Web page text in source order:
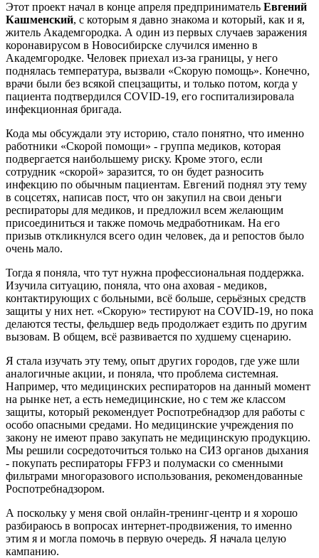
Этот проект начал в конце апреля предприниматель Евгений
Кашменский, с которым я давно знакома и который, как и я,
житель Академгородка. А один из первых случаев заражения
коронавирусом в Новосибирске случился именно в
Академгородке. Человек приехал из-за границы, у него
поднялась температура, вызвали «Скорую помощь». Конечно,
врачи были без всякой спецзащиты, и только потом, когда у
пациента подтвердился COVID-19, его госпитализировала
инфекционная бригада.
Кода мы обсуждали эту историю, стало понятно, что именно
работники «Скорой помощи» - группа медиков, которая
подвергается наибольшему риску. Кроме этого, если
сотрудник «скорой» заразится, то он будет разносить
инфекцию по обычным пациентам. Евгений поднял эту тему
в соцсетях, написав пост, что он закупил на свои деньги
респираторы для медиков, и предложил всем желающим
присоединиться и также помочь медработникам. На его
призыв откликнулся всего один человек, да и репостов было
очень мало.
Тогда я поняла, что тут нужна профессиональная поддержка.
Изучила ситуацию, поняла, что она аховая - медиков,
контактирующих с больными, всё больше, серьёзных средств
защиты у них нет. «Скорую» тестируют на COVID-19, но пока
делаются тесты, фельдшер ведь продолжает ездить по другим
вызовам. В общем, всё развивается по худшему сценарию.
Я стала изучать эту тему, опыт других городов, где уже шли
аналогичные акции, и поняла, что проблема системная.
Например, что медицинских респираторов на данный момент
на рынке нет, а есть немедицинские, но с тем же классом
защиты, который рекомендует Роспотребнадзор для работы с
особо опасными средами. Но медицинские учреждения по
закону не имеют право закупать не медицинскую продукцию.
Мы решили сосредоточиться только на СИЗ органов дыхания
- покупать респираторы FFP3 и полумаски со сменными
фильтрами многоразового использования, рекомендованные
Роспотребнадзором.
А поскольку у меня свой онлайн-тренинг-центр и я хорошо
разбираюсь в вопросах интернет-продвижения, то именно
этим я и могла помочь в первую очередь. Я начала целую
кампанию.